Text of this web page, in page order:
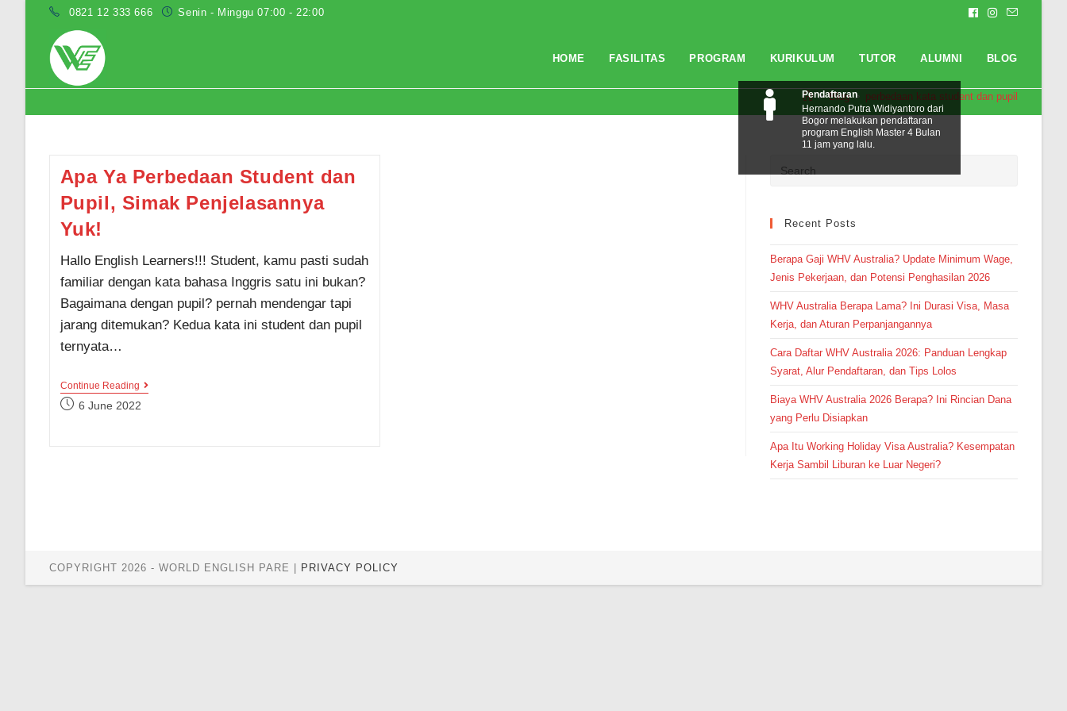
0821 12 333 666 Senin - Minggu 07:00 - 22:00
HOME FASILITAS PROGRAM KURIKULUM TUTOR ALUMNI BLOG
> Blog > perbedaan kata student dan pupil
Apa Ya Perbedaan Student dan
Pupil, Simak Penjelasannya
Yuk!
Hallo English Learners!!! Student, kamu pasti sudah
familiar dengan kata bahasa Inggris satu ini bukan?
Bagaimana dengan pupil? pernah mendengar tapi
jarang ditemukan? Kedua kata ini student dan pupil
ternyata…
Continue ReadingApa
Perbedaan
Post6 June 2022
Recent Posts
Berapa Gaji WHV Australia? Update Minimum Wage,
Jenis Pekerjaan, dan Potensi Penghasilan 2026
WHV Australia Berapa Lama? Ini Durasi Visa, Masa
Kerja, dan Aturan Perpanjangannya
Cara Daftar WHV Australia 2026: Panduan Lengkap
Syarat, Alur Pendaftaran, dan Tips Lolos
Biaya WHV Australia 2026 Berapa? Ini Rincian Dana
yang Perlu Disiapkan
Apa Itu Working Holiday Visa Australia? Kesempatan
Kerja Sambil Liburan ke Luar Negeri?
COPYRIGHT 2026 - WORLD ENGLISH PARE | PRIVACY POLICY
Pendaftaran
Hernando Putra Widiyantoro dari
Bogor melakukan pendaftaran
program English Master 4 Bulan
11 jam yang lalu.